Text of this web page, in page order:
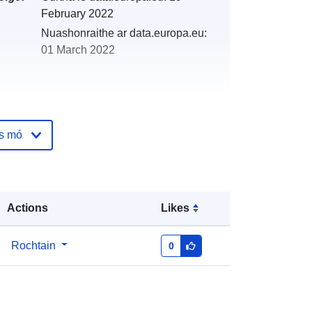
Actions Likes
Rochtain 0
February 2022
Nuashonraithe ar data.europa.eu:
01 March 2022
http://catalogue.geo-
ide.developpement-
4e48-b562-516e776ca4c2
http://data.europa.eu/88u/dataset/fr-
120066022-srv-c4ca1556-3956-
4896-a850-34efc45cf6a9
mó